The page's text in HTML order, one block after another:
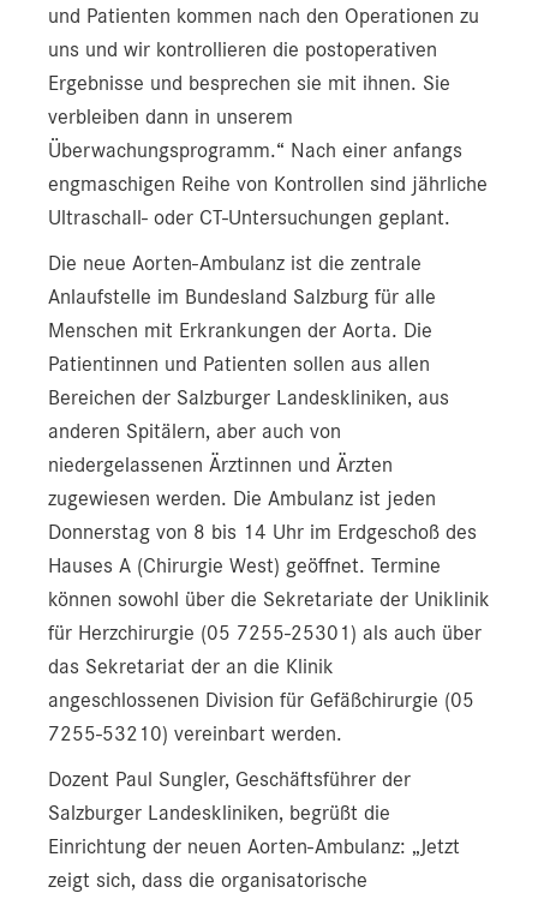
und Patienten kommen nach den Operationen zu
uns und wir kontrollieren die postoperativen
Ergebnisse und besprechen sie mit ihnen. Sie
verbleiben dann in unserem
Überwachungsprogramm.“ Nach einer anfangs
engmaschigen Reihe von Kontrollen sind jährliche
Ultraschall- oder CT-Untersuchungen geplant.
Die neue Aorten-Ambulanz ist die zentrale
Anlaufstelle im Bundesland Salzburg für alle
Menschen mit Erkrankungen der Aorta. Die
Patientinnen und Patienten sollen aus allen
Bereichen der Salzburger Landeskliniken, aus
anderen Spitälern, aber auch von
niedergelassenen Ärztinnen und Ärzten
zugewiesen werden. Die Ambulanz ist jeden
Donnerstag von 8 bis 14 Uhr im Erdgeschoß des
Hauses A (Chirurgie West) geöffnet. Termine
können sowohl über die Sekretariate der Uniklinik
für Herzchirurgie (05 7255-25301) als auch über
das Sekretariat der an die Klinik
angeschlossenen Division für Gefäßchirurgie (05
7255-53210) vereinbart werden.
Dozent Paul Sungler, Geschäftsführer der
Salzburger Landeskliniken, begrüßt die
Einrichtung der neuen Aorten-Ambulanz: „Jetzt
zeigt sich, dass die organisatorische